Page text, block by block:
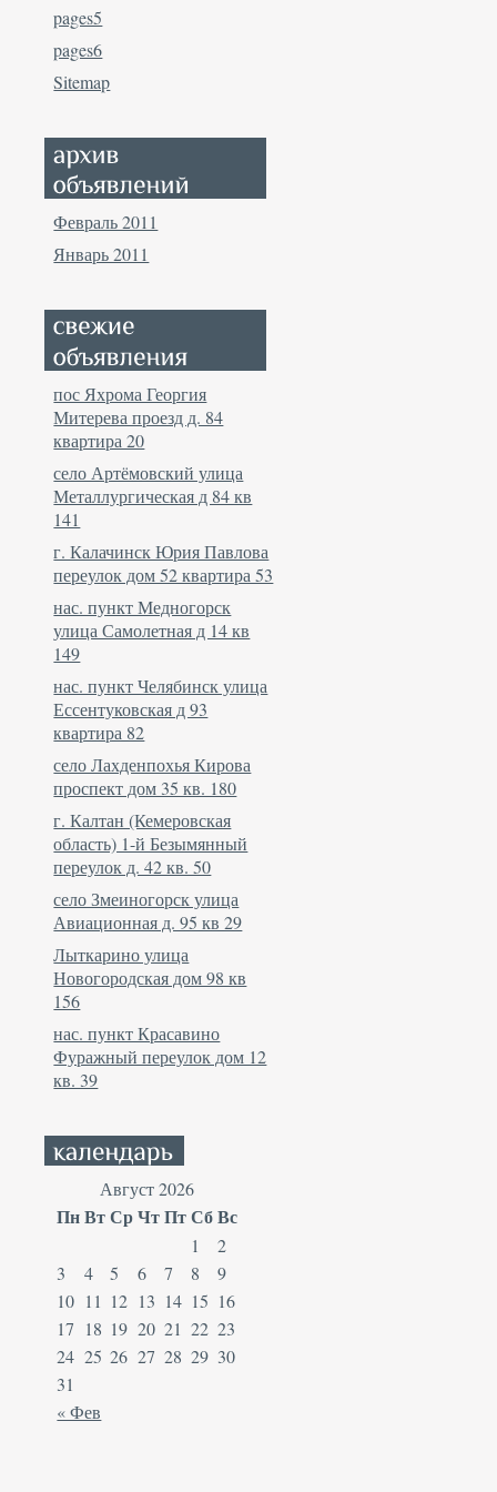
pages5
pages6
Sitemap
Февраль 2011
Январь 2011
пос Яхрома Георгия
Митерева проезд д. 84
квартира 20
село Артёмовский улица
Металлургическая д 84 кв
141
г. Калачинск Юрия Павлова
переулок дом 52 квартира 53
нас. пункт Медногорск
улица Самолетная д 14 кв
149
нас. пункт Челябинск улица
Ессентуковская д 93
квартира 82
село Лахденпохья Кирова
проспект дом 35 кв. 180
г. Калтан (Кемеровская
область) 1-й Безымянный
переулок д. 42 кв. 50
село Змеиногорск улица
Авиационная д. 95 кв 29
Лыткарино улица
Новогородская дом 98 кв
156
нас. пункт Красавино
Фуражный переулок дом 12
кв. 39
Август 2026
ПнВтСрЧтПтСбВс
« Фев
1
2
3
4 5 6 7 8
9
10 11 12 13 14 15 16
17 18 19 20 21 22 23
24 25 26 27 28 29 30
31